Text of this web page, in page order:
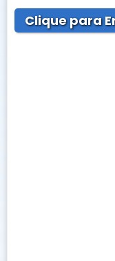
Clique para